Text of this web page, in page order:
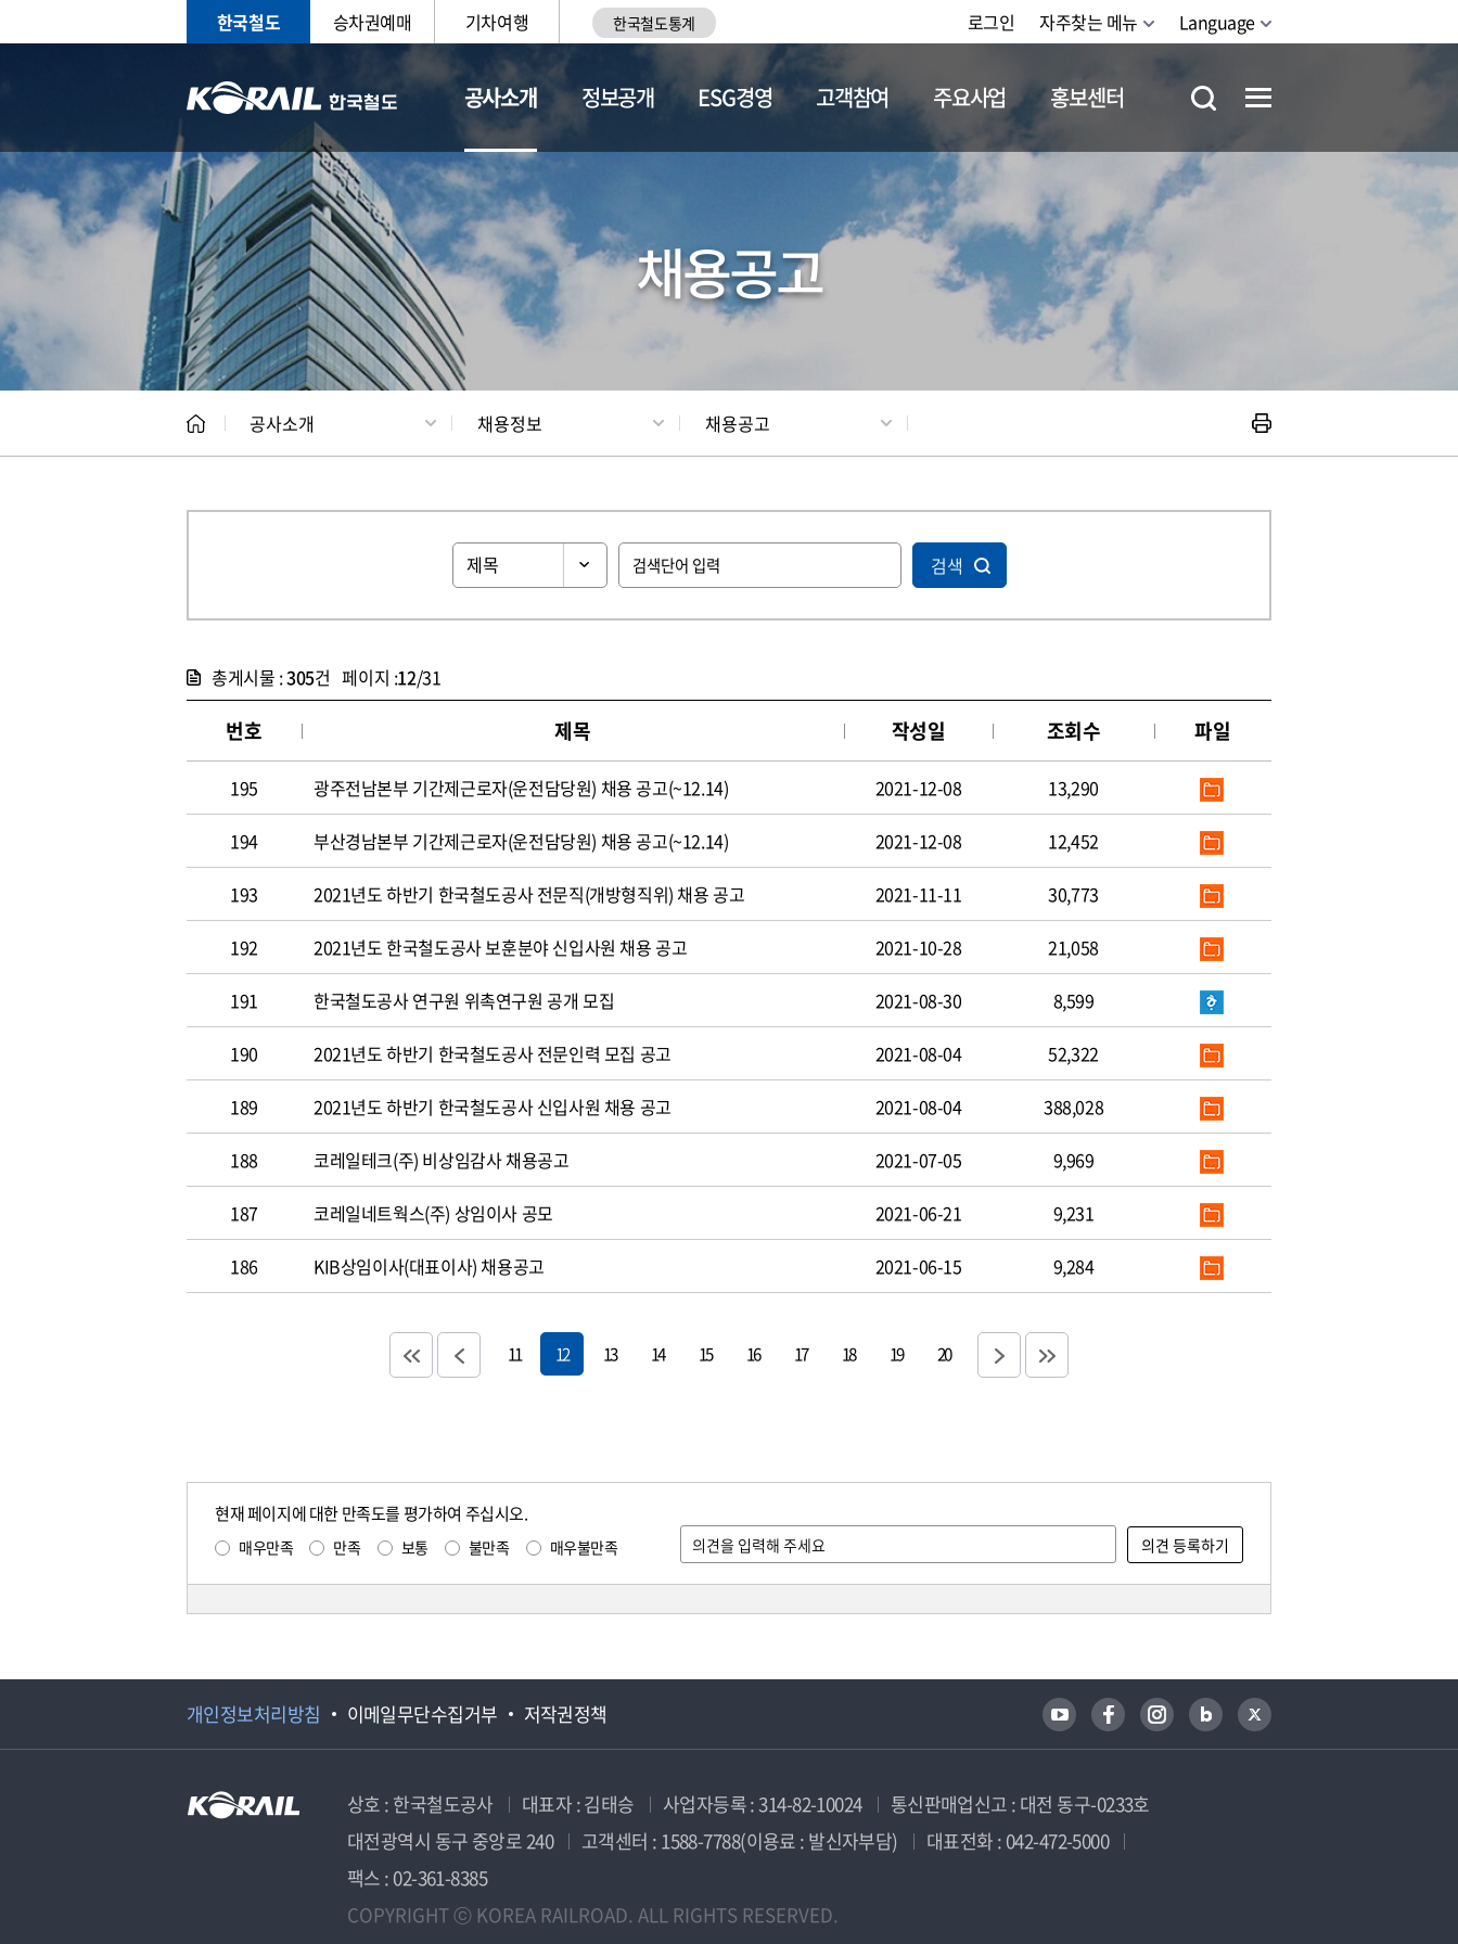
한국철도 승차권예매 기차여행 한국철도통계 로그인 자주찾는 메뉴 Language
공사소개
CEO 일반현황 채용정보
정보공개 ESG경영 고객참여 주요사업 홍보센터
채용공고
공사소개 채용정보 채용공고
검색
총게시물 :305건 페이지 :12/31
번호 제목 작성일 조회수 파일
195 광주전남본부 기간제근로자(운전담당원) 채용 공고(~12.14) 2021-12-08 13,290
194 부산경남본부 기간제근로자(운전담당원) 채용 공고(~12.14) 2021-12-08 12,452
193 2021년도 하반기 한국철도공사 전문직(개방형직위) 채용 공고 2021-11-11 30,773
192 2021년도 한국철도공사 보훈분야 신입사원 채용 공고 2021-10-28 21,058
191 한국철도공사 연구원 위촉연구원 공개 모집 2021-08-30 8,599
190 2021년도 하반기 한국철도공사 전문인력 모집 공고 2021-08-04 52,322
189 2021년도 하반기 한국철도공사 신입사원 채용 공고 2021-08-04 388,028
188 코레일테크(주) 비상임감사 채용공고 2021-07-05 9,969
187 코레일네트웍스(주) 상임이사 공모 2021-06-21 9,231
186 KIB상임이사(대표이사) 채용공고 2021-06-15 9,284
11 12 13 14 15 16 17 18 19 20
현재 페이지에 대한 만족도를 평가하여 주십시오.
매우만족 만족 보통 불만족 매우불만족
개인정보처리방침 이메일무단수집거부 저작권정책
상호 : 한국철도공사 대표자 : 김태승 사업자등록 : 314-82-10024
통신판매업신고 : 대전 동구-0233호
대전광역시 동구 중앙로 240
고객센터 : 1588-7788(이용료 : 발신자부담)
대표전화 : 042-472-5000
팩스 : 02-361-8385
COPYRIGHT ⓒ KOREA RAILROAD. ALL RIGHTS RESERVED.